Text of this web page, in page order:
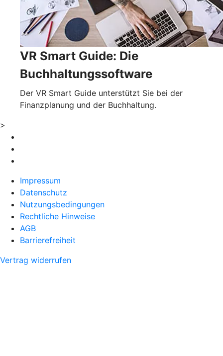
VR Smart Guide: Die
Buchhaltungssoftware
Der VR Smart Guide unterstützt Sie bei der
Finanzplanung und der Buchhaltung.
>
Impressum
Datenschutz
Nutzungsbedingungen
Rechtliche Hinweise
AGB
Barrierefreiheit
Vertrag widerrufen